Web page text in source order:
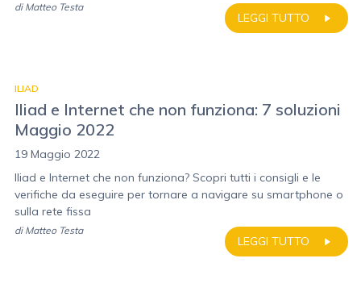
LEGGI TUTTO
di Matteo Testa
ILIAD
Iliad e Internet che non funziona: 7 soluzioni
Maggio 2022
19 Maggio 2022
Iliad e Internet che non funziona? Scopri tutti i consigli e le
verifiche da eseguire per tornare a navigare su smartphone o
sulla rete fissa
LEGGI TUTTO
di Matteo Testa